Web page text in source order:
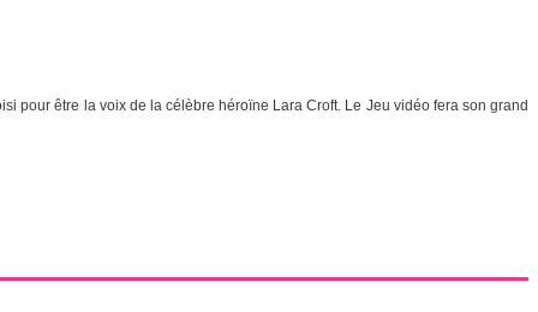
pour être la voix de la célèbre héroïne Lara Croft. Le Jeu vidéo fera son grand